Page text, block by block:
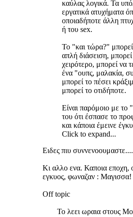
καύλας λογικά. Τα
εργατικά ατυχήματα
οποιαδήποτε άλλη
ή του sex.
To "και τώρα?" μπορεί
απλή διάσειση, μπορεί
χειρότερο, μπορεί να
ένα "ουπς, μαλακία,
μπορεί το πέσει
μπορεί το οτιδήποτε.
Είναι παρόμοιο με το
του ότι έσπασε το
και κάποια έμεινε
Click to expand...
Ειδες πιυ συννενοουμαστε....
Κι αλλο ενα. Καποια εποχη,
εγκυος, φωναζαν :
Off topic
Το λεει ωραια στους